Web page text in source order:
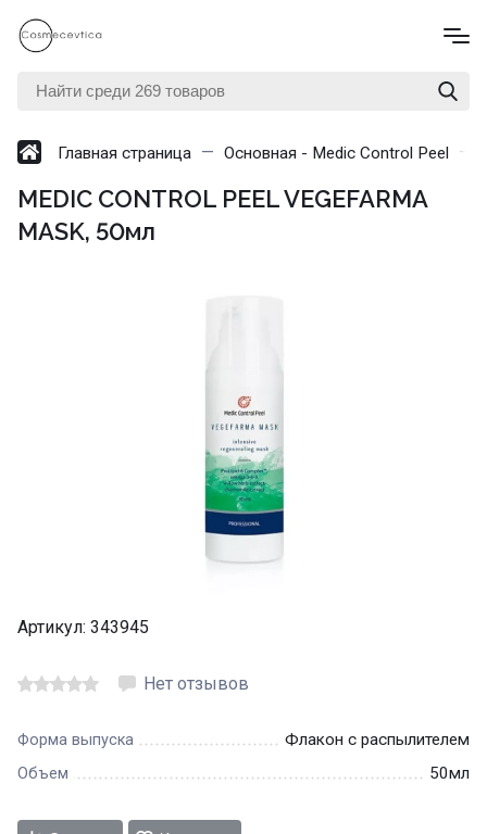
Главная страница Основная - Medic Control Peel
MEDIC CONTROL PEEL VEGEFARMA
MASK, 50мл
Артикул: 343945
Нет отзывов
Форма выпуска Флакон с распылителем
Объем 50мл